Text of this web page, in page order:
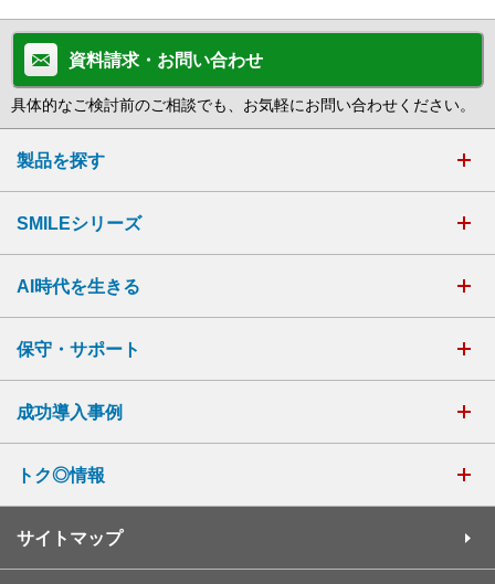
資料請求・お問い合わせ
具体的なご検討前のご相談でも、お気軽にお問い合わせください。
製品を探す
SMILEシリーズ
AI時代を生きる
保守・サポート
成功導入事例
トク◎情報
サイトマップ